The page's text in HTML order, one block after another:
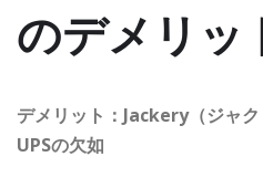
のデメリッ
デメリット：Jackery（ジャ
UPSの欠如